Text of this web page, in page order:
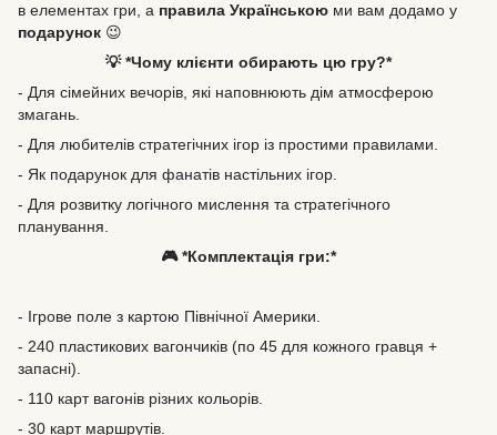
в елементах гри, а правила Українською ми вам додамо у
подарунок 😉
💡 *Чому клієнти обирають цю гру?*
- Для сімейних вечорів, які наповнюють дім атмосферою
змагань.
- Для любителів стратегічних ігор із простими правилами.
- Як подарунок для фанатів настільних ігор.
- Для розвитку логічного мислення та стратегічного
планування.
🎮 *Комплектація гри:*
- Ігрове поле з картою Північної Америки.
- 240 пластикових вагончиків (по 45 для кожного гравця +
запасні).
- 110 карт вагонів різних кольорів.
- 30 карт маршрутів.